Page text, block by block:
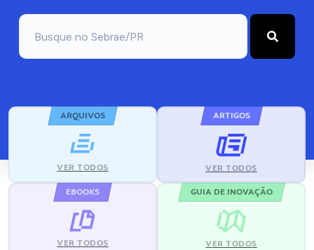
ARQUIVOS
VER TODOS
ARTIGOS
VER TODOS
EBOOKS
VER TODOS
GUIA DE INOVAÇÃO
VER TODOS